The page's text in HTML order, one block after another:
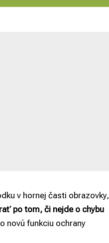
v hornej časti obrazovky,
po tom, či nejde o chybu
novú funkciu ochrany